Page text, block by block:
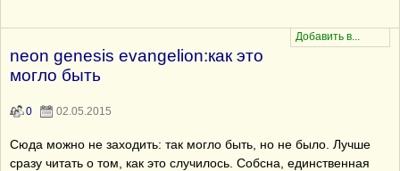
neon genesis evangelion:как это
могло быть
0 02.05.2015
Сюда можно не заходить: так могло быть, но не было. Лучше
сразу читать о том, как это случилось. Собсна, единственная